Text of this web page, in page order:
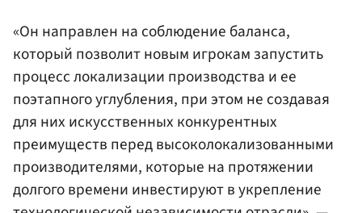
«Он направлен на соблюдение баланса,
который позволит новым игрокам запустить
процесс локализации производства и ее
поэтапного углубления, при этом не создавая
для них искусственных конкурентных
преимуществ перед высоколокализованными
производителями, которые на протяжении
долгого времени инвестируют в укрепление